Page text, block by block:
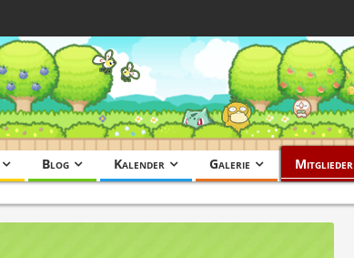
Blog Kalender Galerie Mitglieder